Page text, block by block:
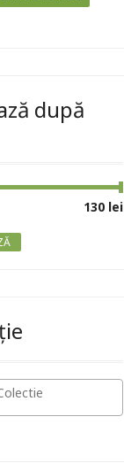
după
130 lei